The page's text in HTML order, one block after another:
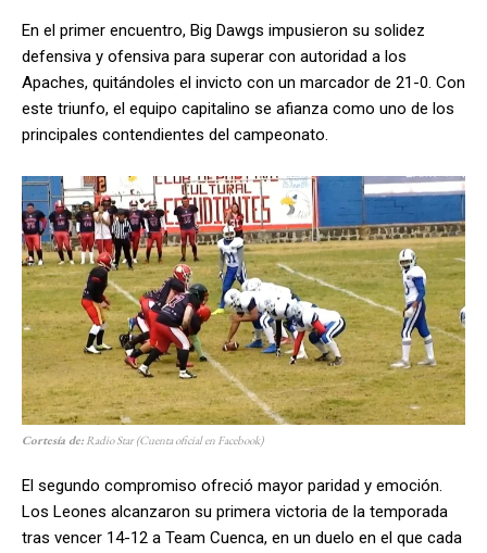
En el primer encuentro, Big Dawgs impusieron su solidez
defensiva y ofensiva para superar con autoridad a los
Apaches, quitándoles el invicto con un marcador de 21-0. Con
este triunfo, el equipo capitalino se afianza como uno de los
principales contendientes del campeonato.
Cortesía de: Radio Star (Cuenta oficial en Facebook)
El segundo compromiso ofreció mayor paridad y emoción.
Los Leones alcanzaron su primera victoria de la temporada
tras vencer 14-12 a Team Cuenca, en un duelo en el que cada